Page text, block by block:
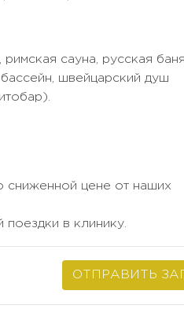
сауна, русская баня,
швейцарский душ
сниженной цене от наших
в клинику.
ОТПРАВИТЬ